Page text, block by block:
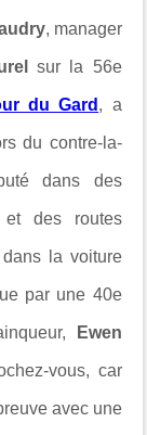
, manager
sur la 56e
du Gard , a
du contre-la-
dans des
et des routes
la voiture
par une 40e
Ewen
vous, car
avec une